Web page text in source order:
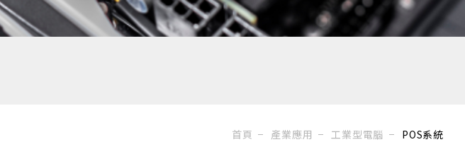
首頁 產業應用 工業型電腦 POS系統